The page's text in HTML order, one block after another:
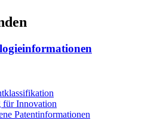
Innovation
Patentinformationen